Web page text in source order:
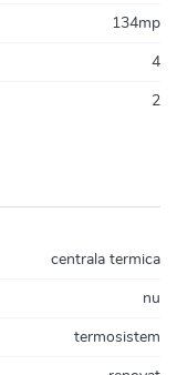
134mp
4
2
centrala termica
nu
termosistem